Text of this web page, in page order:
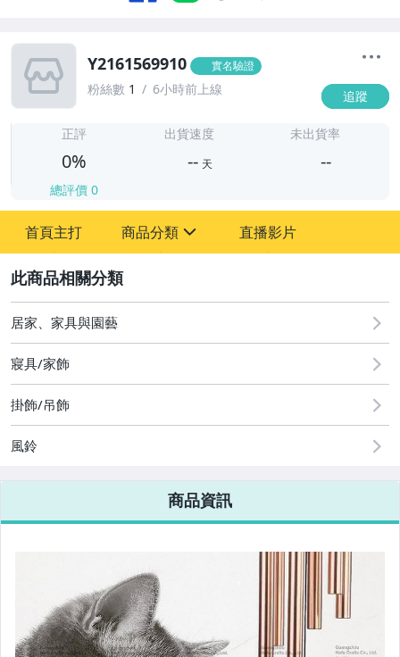
Y2161569910 實名驗證
粉絲數 1 6小時前上線 追蹤
正評
0%
總評價 0
出貨速度
-- 天
未出貨率
--
首頁主打 商品分類
古董、藝術與礦石
手機、配件與通訊
美容保養與彩妝
電腦、平板與周邊
相機、攝影與周邊
電玩遊戲與主機
嬰幼兒與孕婦
直播影片
居家、家具與園藝
寢具/家飾
掛飾/吊飾
風鈴
商品資訊